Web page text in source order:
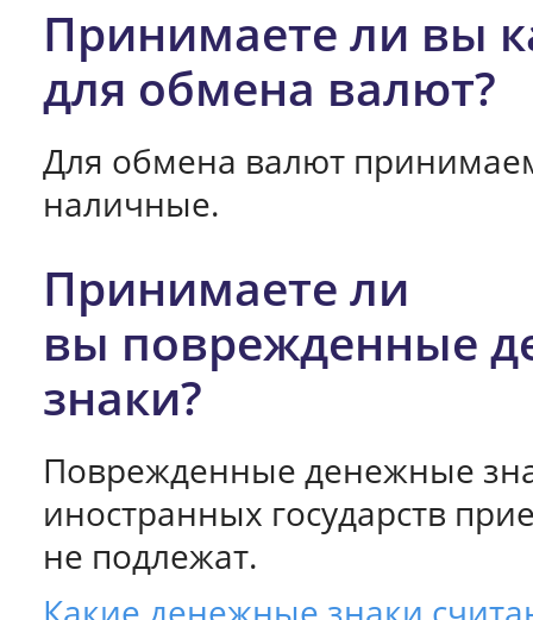
Принимаете ли вы
для обмена валют?
Для обмена валют
наличные.
Принимаете ли
вы поврежденные
знаки?
Поврежденные денежные
иностранных государств
не подлежат.